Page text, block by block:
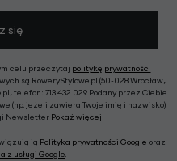
się
celu przeczytaj politykę prywatności i
są RoweryStylowe.pl (50-028 Wrocław,
telefon: 713 432 029. Podany przez Ciebie
(np. jeżeli zawiera Twoje imię i nazwisko).
Newsletter Pokaż więcej
ją Polityka prywatności Google oraz
z usługi Google.